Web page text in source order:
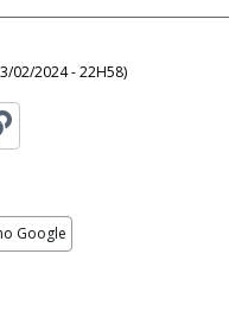
02/2024 - 22H58)
Google